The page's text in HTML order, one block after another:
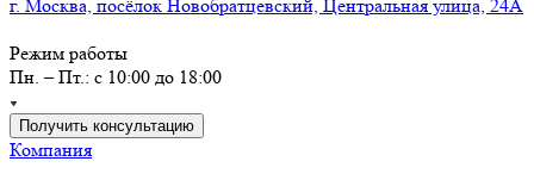
г. Москва, посёлок Новобратцевский, Центральная улица, 24А
Режим работы
Пн. – Пт.: с 10:00 до 18:00
Получить консультацию
Компания